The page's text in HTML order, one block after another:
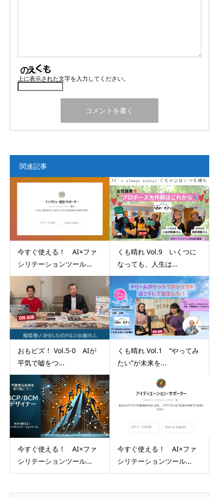
上に表示された文字を入力してください。
関連記事
今すぐ使える！ AI×ファ
シリテーションツール...
くも晴れ Vol.9 いくつに
なっても、人生は...
おもビズ！ Vol.5-0 AIが
平気で嘘をつ...
くも晴れ Vol.1 “やってみ
たい”が未来を...
今すぐ使える！ AI×ファ
シリテーションツール...
今すぐ使える！ AI×ファ
シリテーションツール...